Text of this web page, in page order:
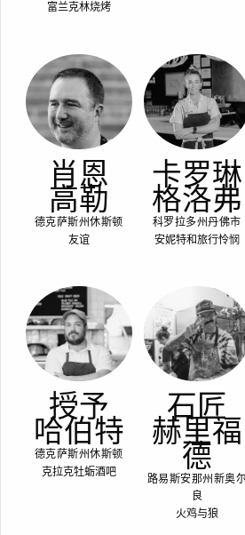
富兰克林烧烤
肖恩
高勒
德克萨斯州休斯顿
友谊
卡罗琳
格洛弗
科罗拉多州丹佛市
安妮特和旅行怜悯
授予
哈伯特
德克萨斯州休斯顿
克拉克牡蛎酒吧
石匠
赫里福
德
路易斯安那州新奥
良
火鸡与狼